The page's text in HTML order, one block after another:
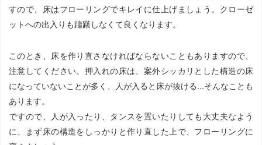
すので、床はフローリングでキレイに仕上げましょう。クローゼ
ットへの出入りも躊躇しなくて良くなります。
このとき、床を作り直さなければならないこともありますので、
注意してください。押入れの床は、案外シッカリとした構造の床
になっていないことが多く、人が入ると床が抜ける...そんなことも
あります。
ですので、人が入ったり、タンスを置いたりしても大丈夫なよう
に、まず床の構造をしっかりと作り直した上で、フローリングに